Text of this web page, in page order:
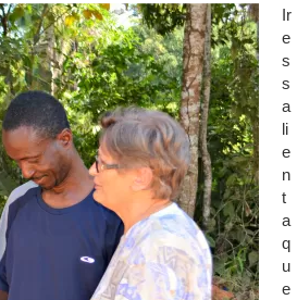
Ir
e
s
s
a
li
e
n
t
a
q
u
e